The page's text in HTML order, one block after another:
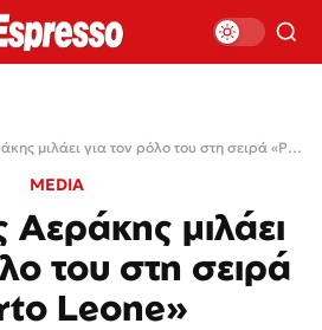
Ο Μιχάλης Αεράκης μιλάει για τον ρόλο του στη σειρά «Porto Leone»
MEDIA
μιλάει
του στη σειρά
Leone»